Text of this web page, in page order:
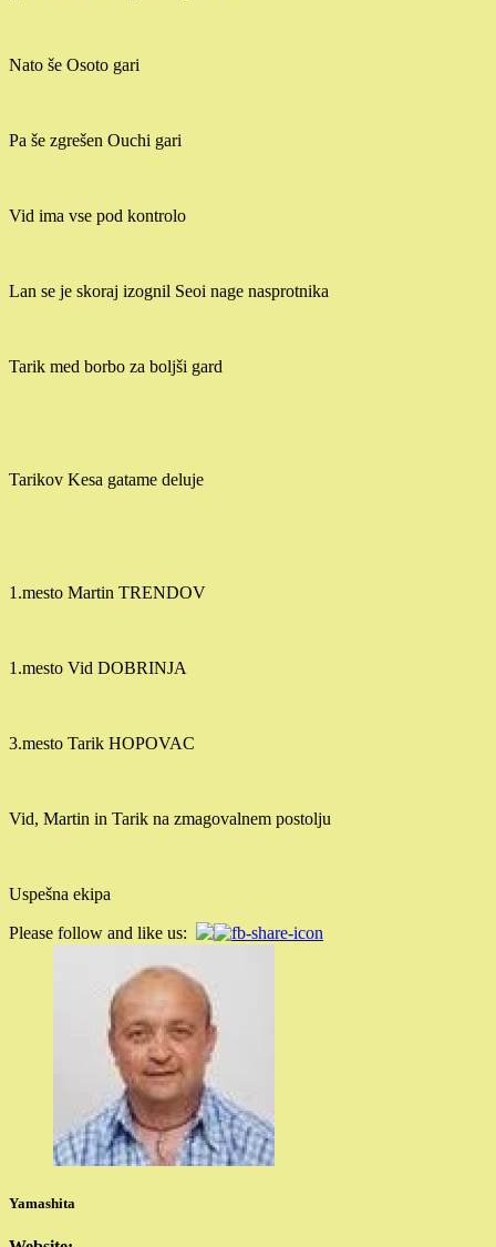
Nato še Osoto gari
Pa še zgrešen Ouchi gari
Vid ima vse pod kontrolo
Lan se je skoraj izognil Seoi nage nasprotnika
Tarik med borbo za boljši gard
Tarikov Kesa gatame deluje
1.mesto Martin TRENDOV
1.mesto Vid DOBRINJA
3.mesto Tarik HOPOVAC
Vid, Martin in Tarik na zmagovalnem postolju
Uspešna ekipa
Please follow and like us:
Yamashita